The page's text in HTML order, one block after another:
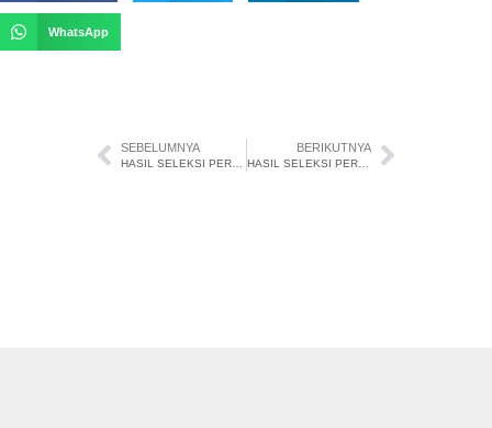
WhatsApp
SEBELUMNYA BERIKUTNYA
HASIL SELEKSI PERPINDAHAN MURID SEMESTER GENAP TAHUN PELAJARAN 2025/2026